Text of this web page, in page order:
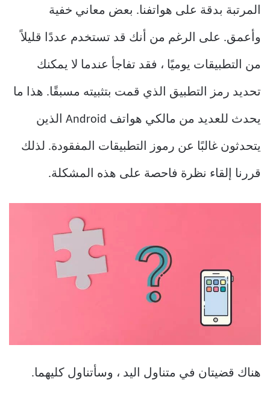
المرتبة بدقة على هواتفنا. بعض معاني خفية
وأعمق. على الرغم من أنك قد تستخدم عددًا قليلاً
من التطبيقات يوميًا ، فقد تفاجأ عندما لا يمكنك
تحديد رمز التطبيق الذي قمت بتثبيته مسبقًا. هذا ما
يحدث للعديد من مالكي هواتف Android الذين
يتحدثون غالبًا عن رموز التطبيقات المفقودة. لذلك
قررنا إلقاء نظرة فاحصة على هذه المشكلة.
هناك قضيتان في متناول اليد ، وسأتناول كليهما.